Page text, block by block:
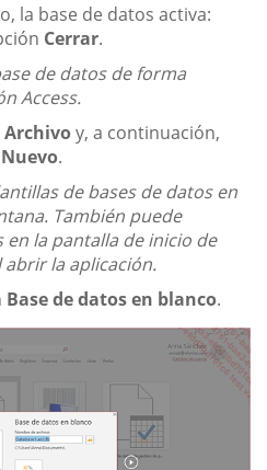
la base de datos activa:
Cerrar.
de datos de forma
Access.
Archivoy, a continuación,
Nuevo.
de bases de datos en
También puede
la pantalla de inicio de
abrir la aplicación.
Base de datos en blanco.